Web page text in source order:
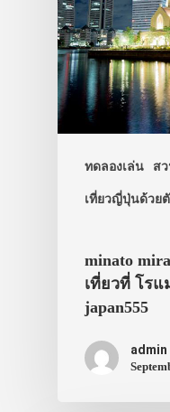
ทดลองเล่น ส
เที่ยวญี่ปุ่นด้วยตั
minato
เที่ยวที่ โร
japan555
admin